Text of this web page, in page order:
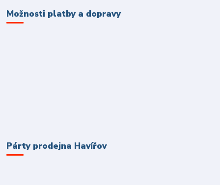
Možnosti platby a dopravy
Párty prodejna Havířov